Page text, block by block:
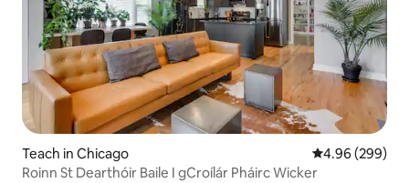
Teach in Chicago Meánrátáil
4.96 (299)
Roinn St Dearthóir Baile I gCroílár Pháirc Wicker